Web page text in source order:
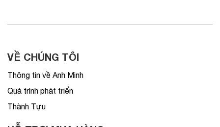
VỀ CHÚNG TÔI
Thông tin về Anh Minh
Quá trình phát triển
Thành Tựu